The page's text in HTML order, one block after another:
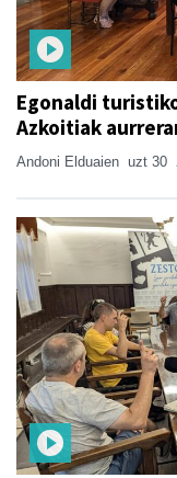
Egonaldi
Azkoitiak
Andoni Elduaien uzt 30